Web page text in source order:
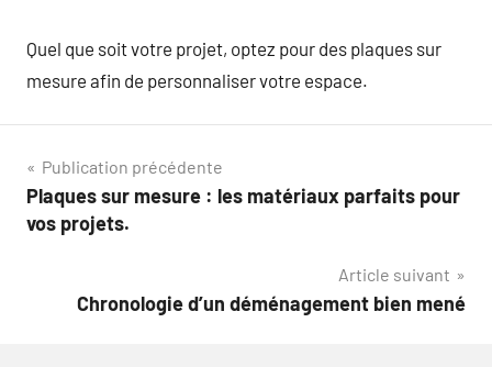
Quel que soit votre projet, optez pour des plaques sur
mesure afin de personnaliser votre espace.
Navigation
de
Publication précédente
Plaques sur mesure : les matériaux parfaits pour
vos projets.
Article suivant
Chronologie d’un déménagement bien mené